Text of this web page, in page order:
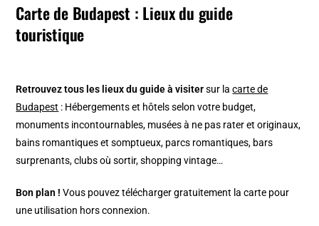
Carte de Budapest : Lieux du guide
touristique
Retrouvez tous les lieux du guide à visitersur lacarte de
Budapest : Hébergements et hôtels selon votre budget,
monuments incontournables, musées à ne pas rater et originaux,
bains romantiques et somptueux, parcs romantiques, bars
surprenants, clubs où sortir, shopping vintage…
Bon plan ! Vous pouvez télécharger gratuitement la carte pour
une utilisation hors connexion.